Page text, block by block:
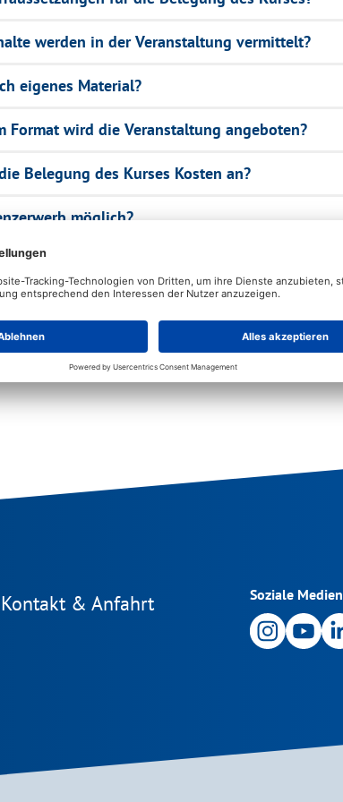
werden in der Veranstaltung vermittelt?
eigenes Material?
Format wird die Veranstaltung angeboten?
Belegung des Kurses Kosten an?
möglich?
muss in diesem Kurs erbracht
Kontakt & Anfahrt Soziale Medien